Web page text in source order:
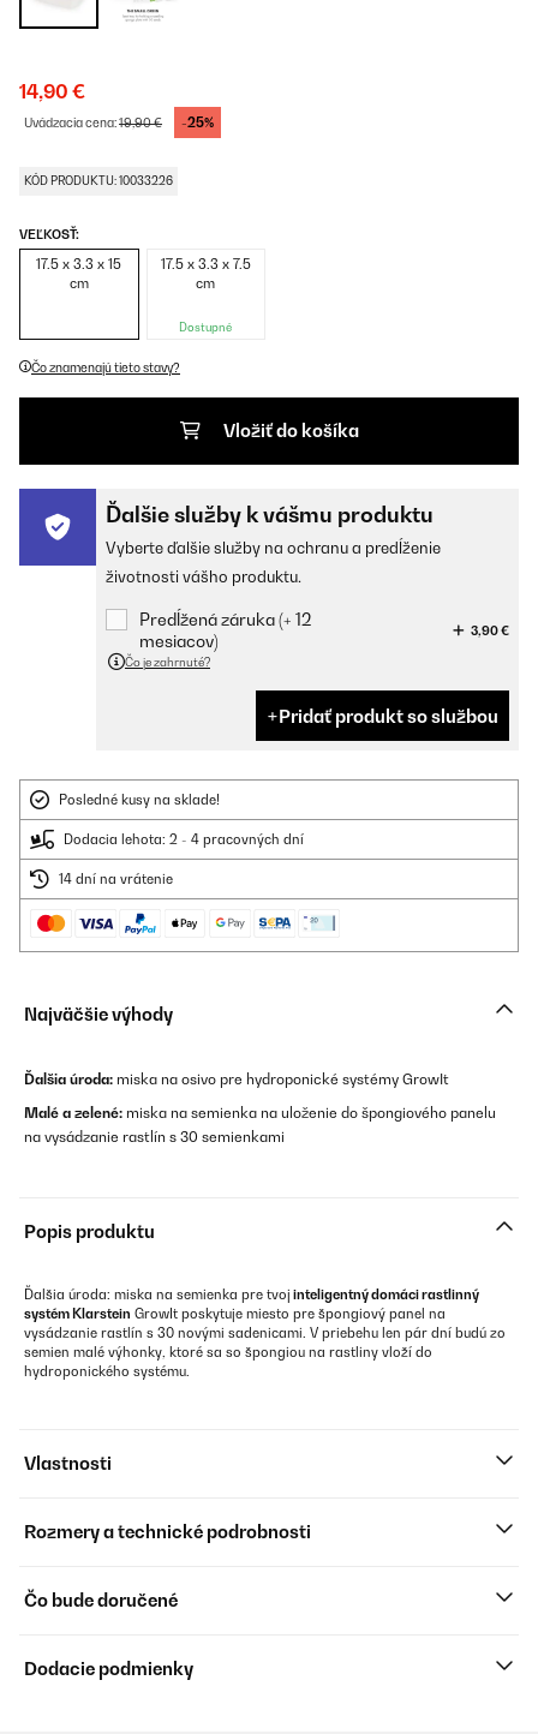
14,90 €
Uvádzacia cena:19,90 € -25%
KÓD PRODUKTU: 10033226
VEĽKOSŤ:
17.5 x 3.3 x 15
cm
17.5 x 3.3 x 7.5
cm
Dostupné
Čo znamenajú tieto stavy?
Vložiť do košíka
Ďalšie služby k vášmu produktu
Vyberte ďalšie služby na ochranu a predĺženie
životnosti vášho produktu.
Predĺžená záruka (+ 12
mesiacov)
3,90 €
Čo je zahrnuté?
Pridať produkt so službou
Posledné kusy na sklade!
Dodacia lehota: 2 - 4 pracovných dní
14 dní na vrátenie
Najväčšie výhody
Ďalšia úroda: miska na osivo pre hydroponické systémy GrowIt
Malé a zelené: miska na semienka na uloženie do špongiového panelu
na vysádzanie rastlín s 30 semienkami
Popis produktu
Ďalšia úroda: miska na semienka pre tvoj inteligentný domáci rastlinný
systém Klarstein GrowIt poskytuje miesto pre špongiový panel na
vysádzanie rastlín s 30 novými sadenicami. V priebehu len pár dní budú zo
semien malé výhonky, ktoré sa so špongiou na rastliny vloží do
hydroponického systému.
Vlastnosti
Rozmery a technické podrobnosti
Čo bude doručené
Dodacie podmienky